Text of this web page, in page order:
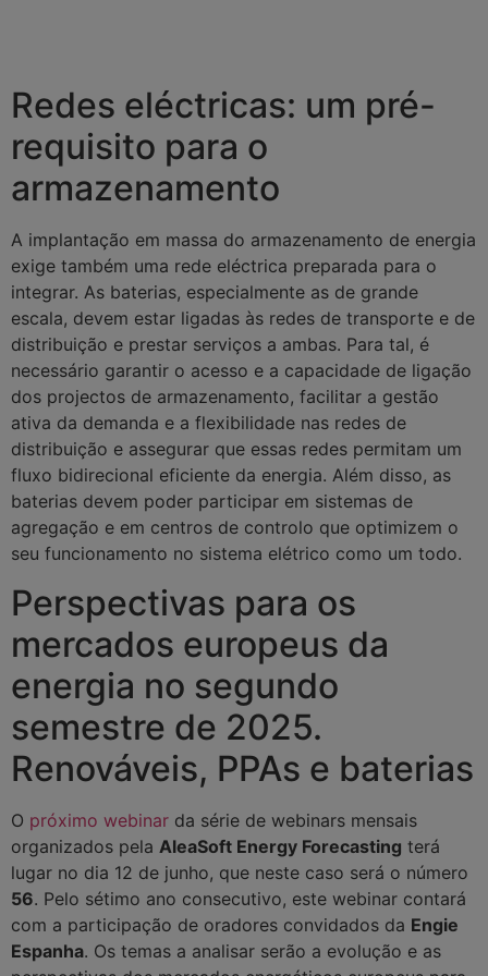
Redes eléctricas: um pré-
requisito para o
armazenamento
A implantação em massa do armazenamento de energia
exige também uma rede eléctrica preparada para o
integrar. As baterias, especialmente as de grande
escala, devem estar ligadas às redes de transporte e de
distribuição e prestar serviços a ambas. Para tal, é
necessário garantir o acesso e a capacidade de ligação
dos projectos de armazenamento, facilitar a gestão
ativa da demanda e a flexibilidade nas redes de
distribuição e assegurar que essas redes permitam um
fluxo bidirecional eficiente da energia. Além disso, as
baterias devem poder participar em sistemas de
agregação e em centros de controlo que optimizem o
seu funcionamento no sistema elétrico como um todo.
Perspectivas para os
mercados europeus da
energia no segundo
semestre de 2025.
Renováveis, PPAs e baterias
O próximo webinar da série de webinars mensais
organizados pela AleaSoft Energy Forecasting terá
lugar no dia 12 de junho, que neste caso será o número
56. Pelo sétimo ano consecutivo, este webinar contará
com a participação de oradores convidados da Engie
Espanha. Os temas a analisar serão a evolução e as